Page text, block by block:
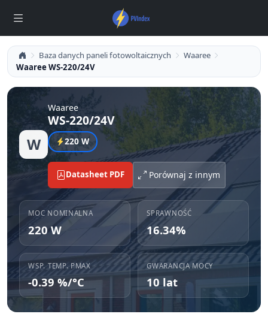
Baza danych paneli fotowoltaicznych
Waaree
Waaree WS-220/24V
W
Waaree
WS-220/24V
220 W
Datasheet PDF Porównaj z innym
MOC NOMINALNA
220 W
SPRAWNOŚĆ
16.34%
WSP. TEMP. PMAX
-0.39 %/°C
GWARANCJA MOCY
10 lat